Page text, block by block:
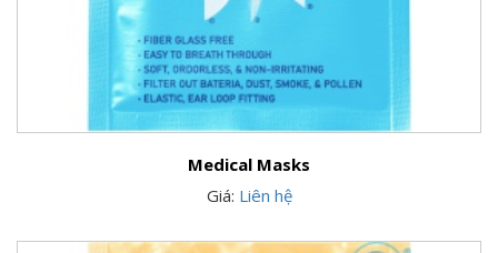
Medical Masks
Giá: Liên hệ